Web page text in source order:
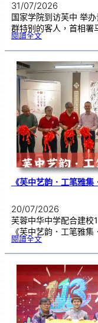
31/07/2026
国家学院到访芙中 举
群特别的客人，首相
閱讀全文:努
国
学
院
到
访
中
分
享
青
年
领
袖
素
质
讲
座
《芙中艺韵．工笔雅
20/07/2026
芙蓉中华中学配合建校
《芙中艺韵．工笔雅
閱讀全文:《
艺
．
工
笔
雅
．
长
荣
丹
青
》
书
画
展
开